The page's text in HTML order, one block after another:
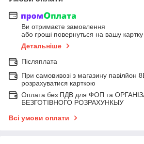
Ви отримаєте замовлення
або гроші повернуться на вашу картку
Детальніше
Післяплата
При самовивозі з магазину павілйон
розрахуватися карткою
Оплата без ПДВ для ФОП та
БЕЗГОТІВНОГО РОЗРАХУНКЫУ
Всі умови оплати